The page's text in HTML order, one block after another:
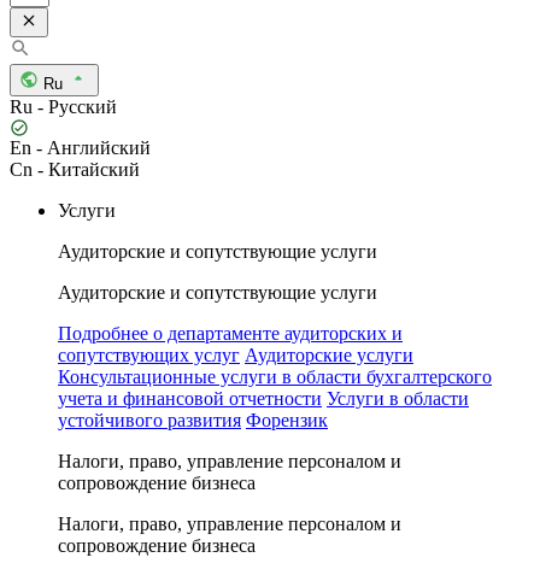
Ru
Ru - Русский
En - Английский
Cn - Китайский
Услуги
Аудиторские и сопутствующие услуги
Аудиторские и сопутствующие услуги
Подробнее о департаменте аудиторских и
сопутствующих услуг Аудиторские услуги
Консультационные услуги в области бухгалтерского
учета и финансовой отчетности Услуги в области
устойчивого развития Форензик
Налоги, право, управление персоналом и
сопровождение бизнеса
Налоги, право, управление персоналом и
сопровождение бизнеса